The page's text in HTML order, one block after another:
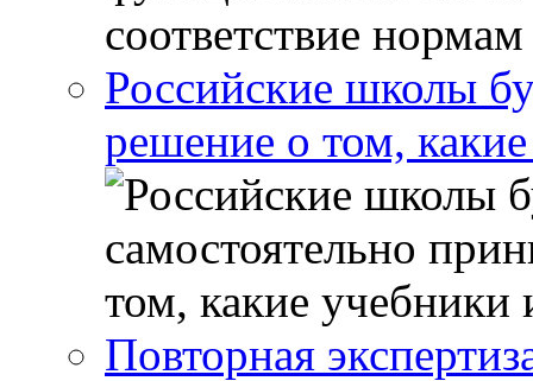
Российские школы
решение о том,
Повторная